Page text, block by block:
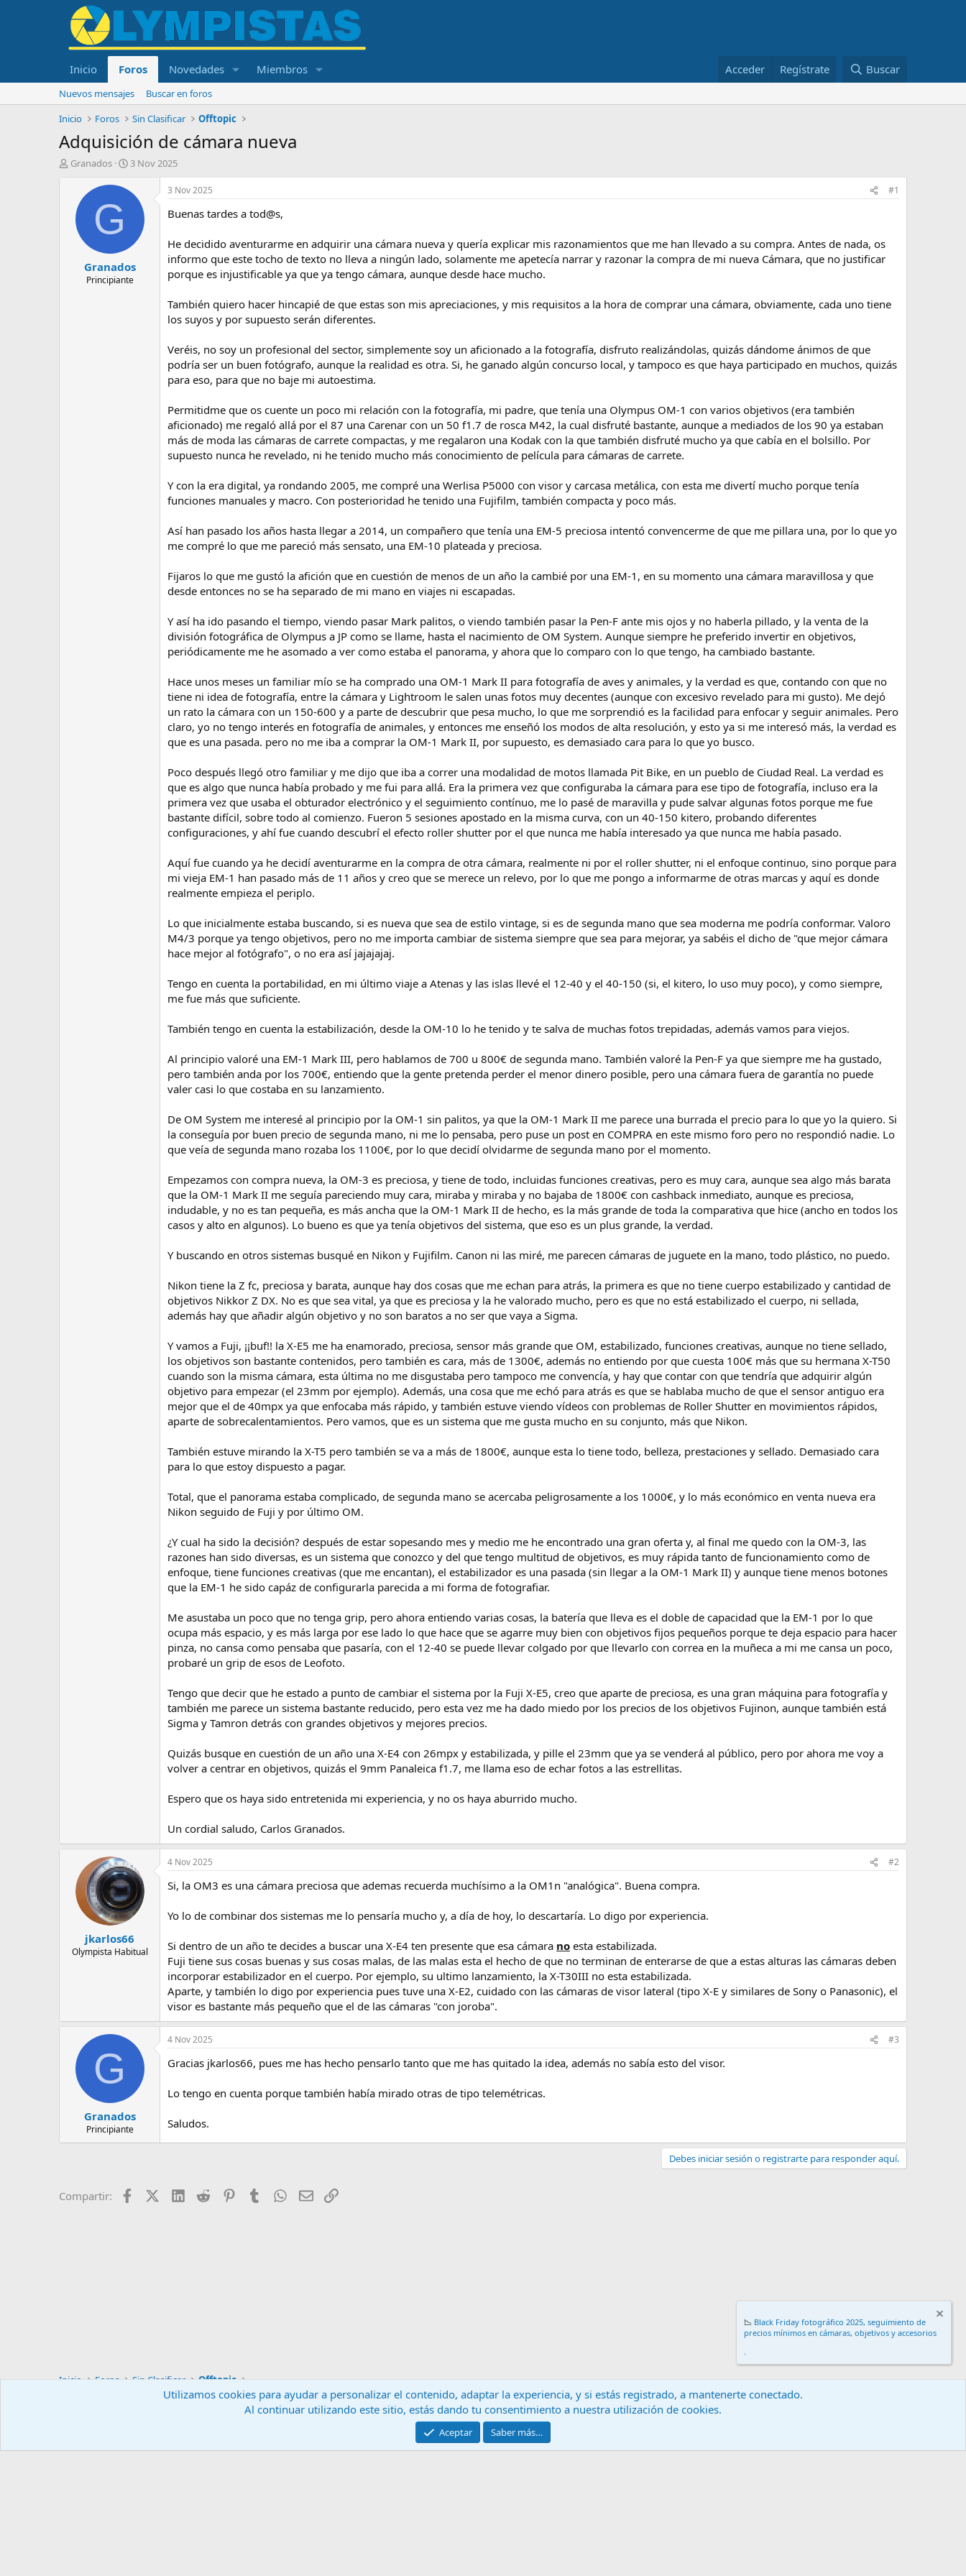
Inicio Foros Novedades Miembros Acceder Regístrate Buscar
Nuevos mensajes
Buscar en foros
Inicio
Foros Sin Clasificar Offtopic
Adquisición de cámara nueva
IGranados
F
c
n
i
3 Nov 2025
G
Granados
Principiante
3 Nov 2025 #1
Buenas tardes a tod@s,
He decidido aventurarme en adquirir una cámara nueva y quería explicar mis razonamientos que me han llevado a su compra. Antes de nada, os
informo que este tocho de texto no lleva a ningún lado, solamente me apetecía narrar y razonar la compra de mi nueva Cámara, que no justificar
porque es injustificable ya que ya tengo cámara, aunque desde hace mucho.
También quiero hacer hincapié de que estas son mis apreciaciones, y mis requisitos a la hora de comprar una cámara, obviamente, cada uno tiene
los suyos y por supuesto serán diferentes.
Veréis, no soy un profesional del sector, simplemente soy un aficionado a la fotografía, disfruto realizándolas, quizás dándome ánimos de que
podría ser un buen fotógrafo, aunque la realidad es otra. Si, he ganado algún concurso local, y tampoco es que haya participado en muchos, quizás
para eso, para que no baje mi autoestima.
Permitidme que os cuente un poco mi relación con la fotografía, mi padre, que tenía una Olympus OM-1 con varios objetivos (era también
aficionado) me regaló allá por el 87 una Carenar con un 50 f1.7 de rosca M42, la cual disfruté bastante, aunque a mediados de los 90 ya estaban
más de moda las cámaras de carrete compactas, y me regalaron una Kodak con la que también disfruté mucho ya que cabía en el bolsillo. Por
supuesto nunca he revelado, ni he tenido mucho más conocimiento de película para cámaras de carrete.
Y con la era digital, ya rondando 2005, me compré una Werlisa P5000 con visor y carcasa metálica, con esta me divertí mucho porque tenía
funciones manuales y macro. Con posterioridad he tenido una Fujifilm, también compacta y poco más.
Así han pasado los años hasta llegar a 2014, un compañero que tenía una EM-5 preciosa intentó convencerme de que me pillara una, por lo que yo
me compré lo que me pareció más sensato, una EM-10 plateada y preciosa.
Fijaros lo que me gustó la afición que en cuestión de menos de un año la cambié por una EM-1, en su momento una cámara maravillosa y que
desde entonces no se ha separado de mi mano en viajes ni escapadas.
Y así ha ido pasando el tiempo, viendo pasar Mark palitos, o viendo también pasar la Pen-F ante mis ojos y no haberla pillado, y la venta de la
división fotográfica de Olympus a JP como se llame, hasta el nacimiento de OM System. Aunque siempre he preferido invertir en objetivos,
periódicamente me he asomado a ver como estaba el panorama, y ahora que lo comparo con lo que tengo, ha cambiado bastante.
Hace unos meses un familiar mío se ha comprado una OM-1 Mark II para fotografía de aves y animales, y la verdad es que, contando con que no
tiene ni idea de fotografía, entre la cámara y Lightroom le salen unas fotos muy decentes (aunque con excesivo revelado para mi gusto). Me dejó
un rato la cámara con un 150-600 y a parte de descubrir que pesa mucho, lo que me sorprendió es la facilidad para enfocar y seguir animales. Pero
claro, yo no tengo interés en fotografía de animales, y entonces me enseñó los modos de alta resolución, y esto ya si me interesó más, la verdad es
que es una pasada. pero no me iba a comprar la OM-1 Mark II, por supuesto, es demasiado cara para lo que yo busco.
Poco después llegó otro familiar y me dijo que iba a correr una modalidad de motos llamada Pit Bike, en un pueblo de Ciudad Real. La verdad es
que es algo que nunca había probado y me fui para allá. Era la primera vez que configuraba la cámara para ese tipo de fotografía, incluso era la
primera vez que usaba el obturador electrónico y el seguimiento contínuo, me lo pasé de maravilla y pude salvar algunas fotos porque me fue
bastante difícil, sobre todo al comienzo. Fueron 5 sesiones apostado en la misma curva, con un 40-150 kitero, probando diferentes
configuraciones, y ahí fue cuando descubrí el efecto roller shutter por el que nunca me había interesado ya que nunca me había pasado.
Aquí fue cuando ya he decidí aventurarme en la compra de otra cámara, realmente ni por el roller shutter, ni el enfoque continuo, sino porque para
mi vieja EM-1 han pasado más de 11 años y creo que se merece un relevo, por lo que me pongo a informarme de otras marcas y aquí es donde
realmente empieza el periplo.
Lo que inicialmente estaba buscando, si es nueva que sea de estilo vintage, si es de segunda mano que sea moderna me podría conformar. Valoro
M4/3 porque ya tengo objetivos, pero no me importa cambiar de sistema siempre que sea para mejorar, ya sabéis el dicho de "que mejor cámara
hace mejor al fotógrafo", o no era así jajajajaj.
Tengo en cuenta la portabilidad, en mi último viaje a Atenas y las islas llevé el 12-40 y el 40-150 (si, el kitero, lo uso muy poco), y como siempre,
me fue más que suficiente.
También tengo en cuenta la estabilización, desde la OM-10 lo he tenido y te salva de muchas fotos trepidadas, además vamos para viejos.
Al principio valoré una EM-1 Mark III, pero hablamos de 700 u 800€ de segunda mano. También valoré la Pen-F ya que siempre me ha gustado,
pero también anda por los 700€, entiendo que la gente pretenda perder el menor dinero posible, pero una cámara fuera de garantía no puede
valer casi lo que costaba en su lanzamiento.
De OM System me interesé al principio por la OM-1 sin palitos, ya que la OM-1 Mark II me parece una burrada el precio para lo que yo la quiero. Si
la conseguía por buen precio de segunda mano, ni me lo pensaba, pero puse un post en COMPRA en este mismo foro pero no respondió nadie. Lo
que veía de segunda mano rozaba los 1100€, por lo que decidí olvidarme de segunda mano por el momento.
Empezamos con compra nueva, la OM-3 es preciosa, y tiene de todo, incluidas funciones creativas, pero es muy cara, aunque sea algo más barata
que la OM-1 Mark II me seguía pareciendo muy cara, miraba y miraba y no bajaba de 1800€ con cashback inmediato, aunque es preciosa,
indudable, y no es tan pequeña, es más ancha que la OM-1 Mark II de hecho, es la más grande de toda la comparativa que hice (ancho en todos los
casos y alto en algunos). Lo bueno es que ya tenía objetivos del sistema, que eso es un plus grande, la verdad.
Y buscando en otros sistemas busqué en Nikon y Fujifilm. Canon ni las miré, me parecen cámaras de juguete en la mano, todo plástico, no puedo.
Nikon tiene la Z fc, preciosa y barata, aunque hay dos cosas que me echan para atrás, la primera es que no tiene cuerpo estabilizado y cantidad de
objetivos Nikkor Z DX. No es que sea vital, ya que es preciosa y la he valorado mucho, pero es que no está estabilizado el cuerpo, ni sellada,
además hay que añadir algún objetivo y no son baratos a no ser que vaya a Sigma.
Y vamos a Fuji, ¡¡buf!! la X-E5 me ha enamorado, preciosa, sensor más grande que OM, estabilizado, funciones creativas, aunque no tiene sellado,
los objetivos son bastante contenidos, pero también es cara, más de 1300€, además no entiendo por que cuesta 100€ más que su hermana X-T50
cuando son la misma cámara, esta última no me disgustaba pero tampoco me convencía, y hay que contar con que tendría que adquirir algún
objetivo para empezar (el 23mm por ejemplo). Además, una cosa que me echó para atrás es que se hablaba mucho de que el sensor antiguo era
mejor que el de 40mpx ya que enfocaba más rápido, y también estuve viendo vídeos con problemas de Roller Shutter en movimientos rápidos,
aparte de sobrecalentamientos. Pero vamos, que es un sistema que me gusta mucho en su conjunto, más que Nikon.
También estuve mirando la X-T5 pero también se va a más de 1800€, aunque esta lo tiene todo, belleza, prestaciones y sellado. Demasiado cara
para lo que estoy dispuesto a pagar.
Total, que el panorama estaba complicado, de segunda mano se acercaba peligrosamente a los 1000€, y lo más económico en venta nueva era
Nikon seguido de Fuji y por último OM.
¿Y cual ha sido la decisión? después de estar sopesando mes y medio me he encontrado una gran oferta y, al final me quedo con la OM-3, las
razones han sido diversas, es un sistema que conozco y del que tengo multitud de objetivos, es muy rápida tanto de funcionamiento como de
enfoque, tiene funciones creativas (que me encantan), el estabilizador es una pasada (sin llegar a la OM-1 Mark II) y aunque tiene menos botones
que la EM-1 he sido capáz de configurarla parecida a mi forma de fotografiar.
Me asustaba un poco que no tenga grip, pero ahora entiendo varias cosas, la batería que lleva es el doble de capacidad que la EM-1 por lo que
ocupa más espacio, y es más larga por ese lado lo que hace que se agarre muy bien con objetivos fijos pequeños porque te deja espacio para hacer
pinza, no cansa como pensaba que pasaría, con el 12-40 se puede llevar colgado por que llevarlo con correa en la muñeca a mi me cansa un poco,
probaré un grip de esos de Leofoto.
Tengo que decir que he estado a punto de cambiar el sistema por la Fuji X-E5, creo que aparte de preciosa, es una gran máquina para fotografía y
también me parece un sistema bastante reducido, pero esta vez me ha dado miedo por los precios de los objetivos Fujinon, aunque también está
Sigma y Tamron detrás con grandes objetivos y mejores precios.
Quizás busque en cuestión de un año una X-E4 con 26mpx y estabilizada, y pille el 23mm que ya se venderá al público, pero por ahora me voy a
volver a centrar en objetivos, quizás el 9mm Panaleica f1.7, me llama eso de echar fotos a las estrellitas.
Espero que os haya sido entretenida mi experiencia, y no os haya aburrido mucho.
Un cordial saludo, Carlos Granados.
jkarlos66
Olympista Habitual
4 Nov 2025 #2
Si, la OM3 es una cámara preciosa que ademas recuerda muchísimo a la OM1n "analógica". Buena compra.
Yo lo de combinar dos sistemas me lo pensaría mucho y, a día de hoy, lo descartaría. Lo digo por experiencia.
Si dentro de un año te decides a buscar una X-E4 ten presente que esa cámara no esta estabilizada.
Fuji tiene sus cosas buenas y sus cosas malas, de las malas esta el hecho de que no terminan de enterarse de que a estas alturas las cámaras deben
incorporar estabilizador en el cuerpo. Por ejemplo, su ultimo lanzamiento, la X-T30III no esta estabilizada.
Aparte, y también lo digo por experiencia pues tuve una X-E2, cuidado con las cámaras de visor lateral (tipo X-E y similares de Sony o Panasonic), el
visor es bastante más pequeño que el de las cámaras "con joroba".
G
Granados
Principiante
4 Nov 2025 #3
Gracias jkarlos66, pues me has hecho pensarlo tanto que me has quitado la idea, además no sabía esto del visor.
Lo tengo en cuenta porque también había mirado otras de tipo telemétricas.
Saludos.
Debes iniciar sesión o registrarte para responder aquí.
Compartir: FacebookX (Twitter)
LinkedIn
Reddit PinterestTumblrWhatsApp
EmailEnlace
Inicio Foros Sin Clasificar Offtopic
Contáctanos Términos y reglas
Community platform by XenForo® © 2010-2024 XenForo Ltd.
📉 Black Friday fotográfico 2025, seguimiento de
precios mínimos en cámaras, objetivos y accesorios
.
Utilizamos cookies para ayudar a personalizar el contenido, adaptar la experiencia, y si estás registrado, a mantenerte conectado.
Al continuar utilizando este sitio, estás dando tu consentimiento a nuestra utilización de cookies.
Aceptar Saber más…